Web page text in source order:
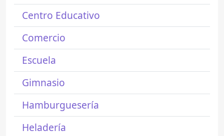
Centro Educativo
Comercio
Escuela
Gimnasio
Hamburguesería
Heladería